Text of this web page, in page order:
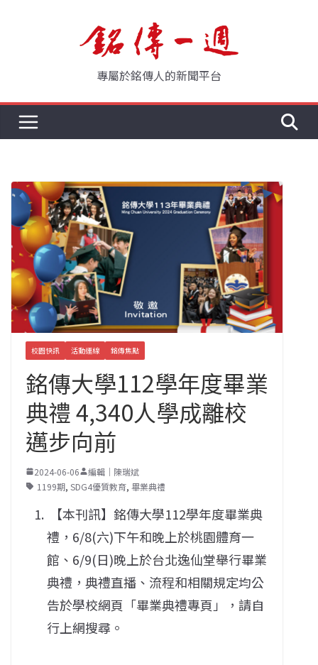
專屬於銘傳人的新聞平台
校園快訊 活動連線 銘傳焦點
銘傳大學112學年度畢業
典禮 4,340人學成離校
邁步向前
2024-06-06
編輯｜陳瑞斌
1199期, SDG4優質教育, 畢業典禮
【本刊訊】銘傳大學112學年度畢業典
禮，6/8(六)下午和晚上於桃園體育一
館、6/9(日)晚上於台北逸仙堂舉行畢業
典禮，典禮直播、流程和相關規定均公
告於學校網頁「畢業典禮專頁」，請自
行上網搜尋。